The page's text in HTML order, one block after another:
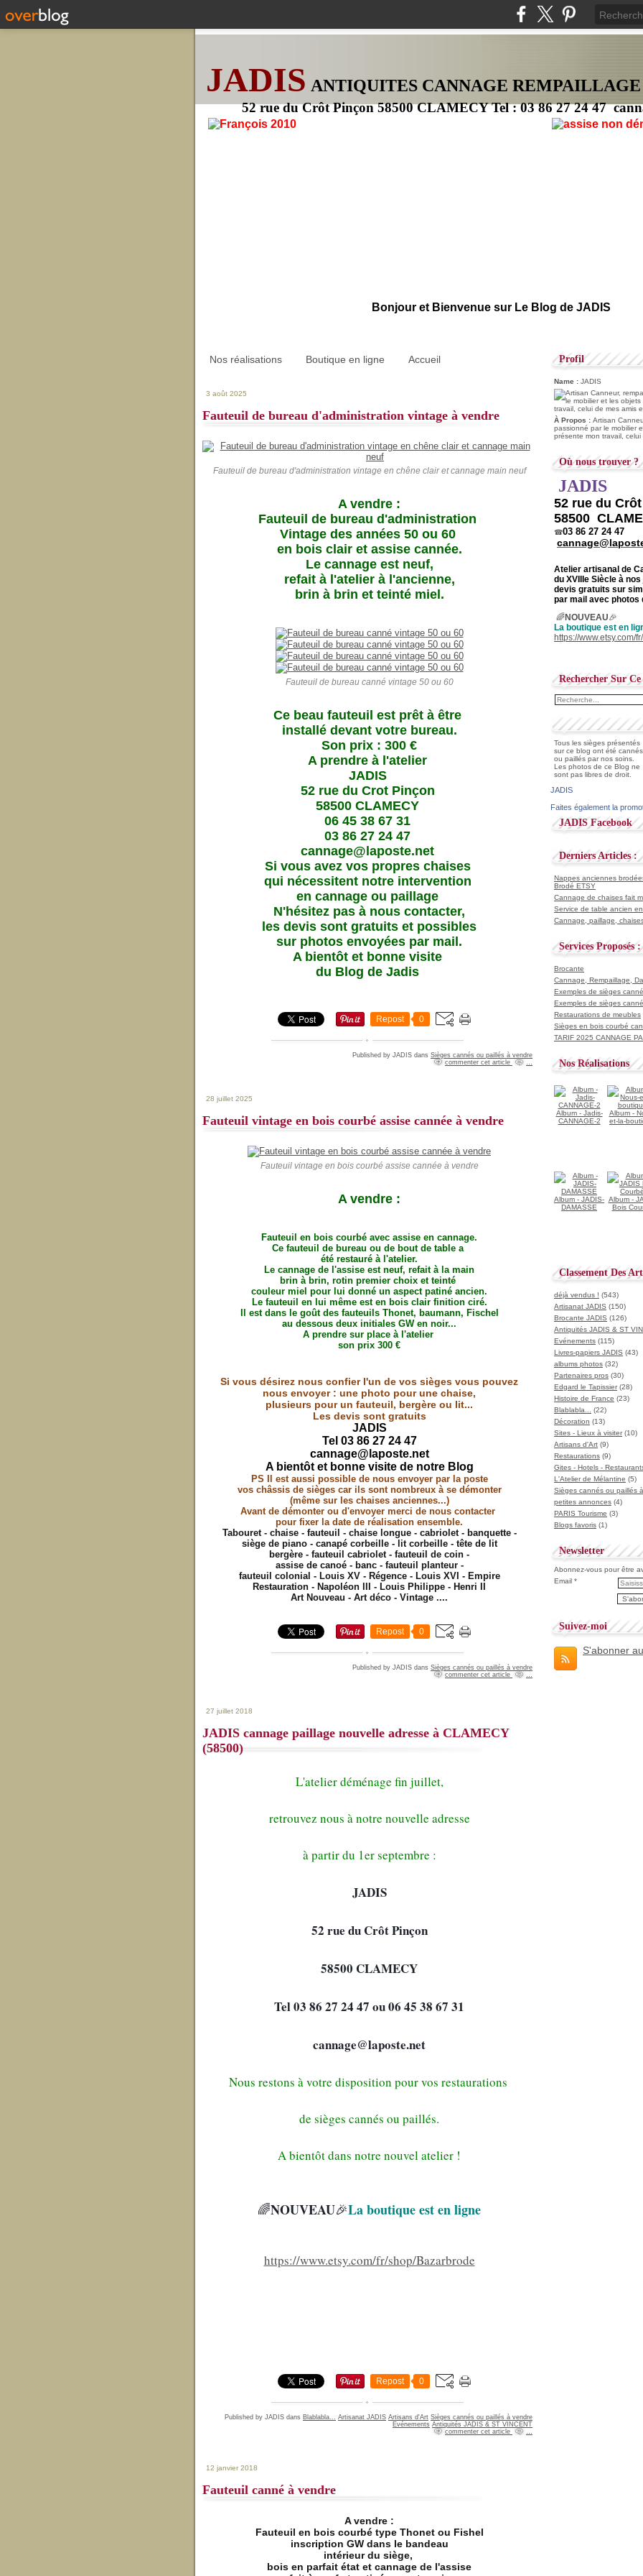
JADIS ANTIQUITES CANNAGE REMPAILLAGE
52 rue du Crôt Pinçon 58500 CLAMECY Tel : 03 86 27 24 47
Bonjour et Bienvenue sur Le Blog de JADIS
Nos réalisations Boutique en ligne Accueil
3 août 2025
Fauteuil de bureau d'administration vintage à vendre
Fauteuil de bureau d'administration vintage en chêne clair et cannage main neuf
A vendre :
Fauteuil de bureau d'administration
Vintage des années 50 ou 60
en bois clair et assise cannée.
Le cannage est neuf,
refait à l'atelier à l'ancienne,
brin à brin et teinté miel.
Fauteuil de bureau canné vintage 50 ou 60
Ce beau fauteuil est prêt à être
installé devant votre bureau.
Son prix : 300 €
A prendre à l'atelier
JADIS
52 rue du Crot Pinçon
58500 CLAMECY
06 45 38 67 31
03 86 27 24 47
cannage@laposte.net
Si vous avez vos propres chaises
qui nécessitent notre intervention
en cannage ou paillage
N'hésitez pas à nous contacter,
les devis sont gratuits et possibles
sur photos envoyées par mail.
A bientôt et bonne visite
du Blog de Jadis
Repost 0
Published by JADIS dans Sièges cannés ou paillés à vendre
commenter cet article
28 juillet 2025
Fauteuil vintage en bois courbé assise cannée à vendre
Fauteuil vintage en bois courbé assise cannée à vendre
A vendre :
Fauteuil en bois courbé avec assise en cannage.
Ce fauteuil de bureau ou de bout de table a
été restauré à l'atelier.
Le cannage de l'assise est neuf, refait à la main
brin à brin, rotin premier choix et teinté
couleur miel pour lui donné un aspect patiné ancien.
Le fauteuil en lui même est en bois clair finition ciré.
Il est dans le goût des fauteuils Thonet, baumann, Fischel
au dessous deux initiales GW en noir...
A prendre sur place à l'atelier
son prix 300 €
Si vous désirez nous confier l'un de vos sièges vous pouvez
nous envoyer : une photo pour une chaise,
plusieurs pour un fauteuil, bergère ou lit...
Les devis sont gratuits
JADIS
Tel 03 86 27 24 47
cannage@laposte.net
A bientôt et bonne visite de notre Blog
PS Il est aussi possible de nous envoyer par la poste
vos châssis de sièges car ils sont nombreux à se démonter
(même sur les chaises anciennes...)
Avant de démonter ou d'envoyer merci de nous contacter
pour fixer la date de réalisation ensemble.
Tabouret - chaise - fauteuil - chaise longue - cabriolet - banquette -
siège de piano - canapé corbeille - lit corbeille - tête de lit
bergère - fauteuil cabriolet - fauteuil de coin -
assise de canoé - banc - fauteuil planteur -
fauteuil colonial - Louis XV - Régence - Louis XVI - Empire
Restauration - Napoléon III - Louis Philippe - Henri II
Art Nouveau - Art déco - Vintage ....
Repost 0
Published by JADIS dans Sièges cannés ou paillés à vendre
commenter cet article
27 juillet 2018
JADIS cannage paillage nouvelle adresse à CLAMECY
(58500)
L'atelier déménage fin juillet,
retrouvez nous à notre nouvelle adresse
à partir du 1er septembre :
JADIS
52 rue du Crôt Pinçon
58500 CLAMECY
Tel 03 86 27 24 47 ou 06 45 38 67 31
cannage@laposte.net
Nous restons à votre disposition pour vos restaurations
de sièges cannés ou paillés.
A bientôt dans notre nouvel atelier !
🌈NOUVEAU🎉La boutique est en ligne
https://www.etsy.com/fr/shop/Bazarbrode
Repost 0
Published by JADIS dans Blablabla... Artisanat JADIS Artisans d'Art Sièges cannés ou paillés à vendre
Evénements Antiquités JADIS & ST VINCENT
commenter cet article
12 janvier 2018
Fauteuil canné à vendre
A vendre :
Fauteuil en bois courbé type Thonet ou Fishel
inscription GW dans le bandeau
intérieur du siège,
bois en parfait état et cannage de l'assise
Profil
Name : JADIS
À Propos : Artisan
passionné par le mobilier
présente mon travail, celui
Où nous trouver ?
JADIS
52 rue du
58500
☎03 86 27 24 47
Atelier artisanal de
du XVIIIe Siècle à
devis gratuits sur
par mail avec photos
🌈NOUVEAU🎉
La boutique est en
https://www.etsy.com/
Rechercher Sur
Tous les sièges présentés
sur ce blog ont été cannés
ou paillés par nos soins.
Les photos de ce Blog ne
sont pas libres de droit.
JADIS
Faites également la
JADIS Facebook
Derniers Articles :
Nappes anciennes
Brodé ETSY
Cannage de chaises fait
Service de table ancien
Cannage, paillage,
Services Proposés :
Brocante
Cannage, Rempaillage,
Exemples de sièges
Exemples de sièges
Restaurations de meubles
Sièges en bois courbé
TARIF 2025 CANNAGE
Nos Réalisations
Album - Jadis-
CANNAGE-2
Album -
et-la-
Album - JADIS-
DAMASSE
Album -
Bois
Classement Des
déjà vendus ! (543)
Artisanat JADIS (150)
Brocante JADIS (126)
Antiquités JADIS & ST
Evénements (115)
Livres-papiers JADIS (43)
albums photos (32)
Partenaires pros (30)
Edgard le Tapissier(28)
Histoire de France (23)
Blablabla...
(22)
Décoration (13)
Sites - Lieux à visiter(10)
Artisans d'Art (9)
Restaurations (9)
Gites - Hotels -
L'Atelier de Mélantine (5)
Sièges cannés ou paillés
petites annonces (4)
PARIS Tourisme (3)
Blogs favoris (1)
Newsletter
Abonnez-vous pour être
Email
Suivez-moi
S'abonner